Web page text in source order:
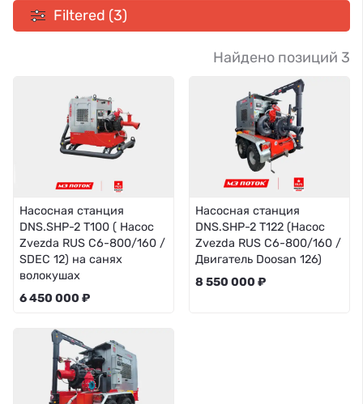
Filtered (3)
Найдено позиций 3
Насосная станция
DNS.SHP-2 T100 ( Насос
Zvezda RUS C6-800/160 /
SDEC 12) на санях
волокушах
6 450 000 ₽
Насосная станция
DNS.SHP-2 T122 (Насос
Zvezda RUS C6-800/160 /
Двигатель Doosan 126)
8 550 000 ₽